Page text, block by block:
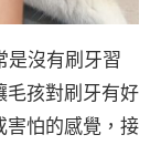
是沒有刷牙習
毛孩對刷牙有好
害怕的感覺，接